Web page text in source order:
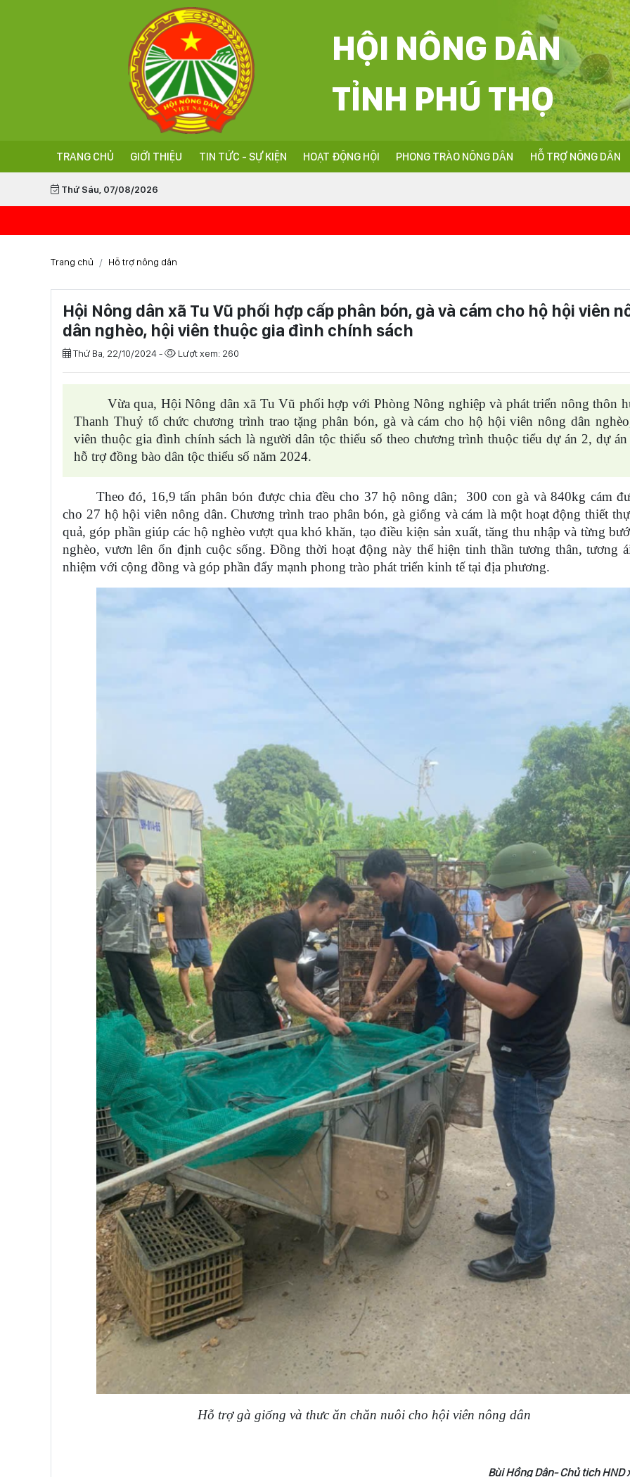
HỘI NÔNG DÂN
TỈNH PHÚ THỌ
TRANG CHỦ GIỚI THIỆU TIN TỨC - SỰ KIỆN HOẠT ĐỘNG HỘI PHONG TRÀO NÔNG DÂN HỖ TRỢ NÔNG DÂN
Thứ Sáu, 07/08/2026
<<<Nhiệt
Trang chủ Hỗ trợ nông dân
Hội Nông dân xã Tu Vũ phối hợp cấp phân bón, gà và cám cho hộ hội viên
dân nghèo, hội viên thuộc gia đình chính sách
Thứ Ba, 22/10/2024 - Lượt xem: 260
Vừa qua, Hội Nông dân xã Tu Vũ phối hợp với Phòng Nông nghiệp và phát triển nông thôn
Thanh Thuỷ tổ chức chương trình trao tặng phân bón, gà và cám cho hộ hội viên nông dân
viên thuộc gia đình chính sách là người dân tộc thiểu số theo chương trình thuộc tiểu dự án 2, dự
hỗ trợ đồng bào dân tộc thiểu số năm 2024.
Theo đó, 16,9 tấn phân bón được chia đều cho 37 hộ nông dân; 300 con gà và 840kg cám
cho 27 hộ hội viên nông dân. Chương trình trao phân bón, gà giống và cám là một hoạt động thiết
quả, góp phần giúp các hộ nghèo vượt qua khó khăn, tạo điều kiện sản xuất, tăng thu nhập và từng
nghèo, vươn lên ổn định cuộc sống. Đồng thời hoạt động này thể hiện tinh thần tương thân, tương
nhiệm với cộng đồng và góp phần đẩy mạnh phong trào phát triển kinh tế tại địa phương.
Hỗ trợ gà giống và thưc ăn chăn nuôicho hội viên nông dân
Bùi Hồng Dân- Chủ tich HND